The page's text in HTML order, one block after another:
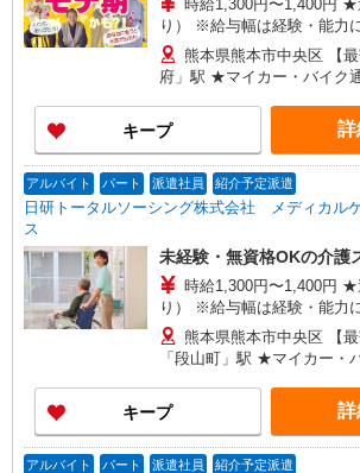
時給1,300円〜1,400円
り） ※給与幅は経験・能力
熊本県熊本市中央区 【
府」駅 ★マイカー・バイク
すいエリアなど、お好きな
い！！
キープ 詳
アルバイト パート 派遣社員 紹介予定派遣
日研トータルソーシング株式会社 メディカル
ス
未経験・無資格OKの介護
時給1,300円〜1,400円
り） ※給与幅は経験・能力
熊本県熊本市中央区 【
「段山町」駅 ★マイカー・
ら通いやすいエリアなど、
び下さい！！
キープ 詳
アルバイト パート 派遣社員 紹介予定派遣